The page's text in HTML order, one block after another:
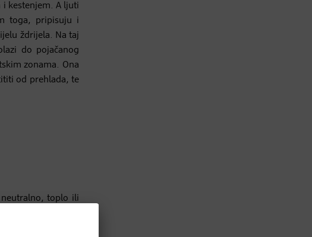
kestenjem. A ljuti
toga, pripisuju i
ždrijela. Na taj
do pojačanog
zonama. Ona
od prehlada, te
neutralno, toplo ili
se preporučuje
samo kod